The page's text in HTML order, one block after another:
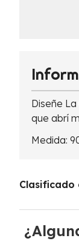
Diseñe
que abrí
Medida:
Clasificado